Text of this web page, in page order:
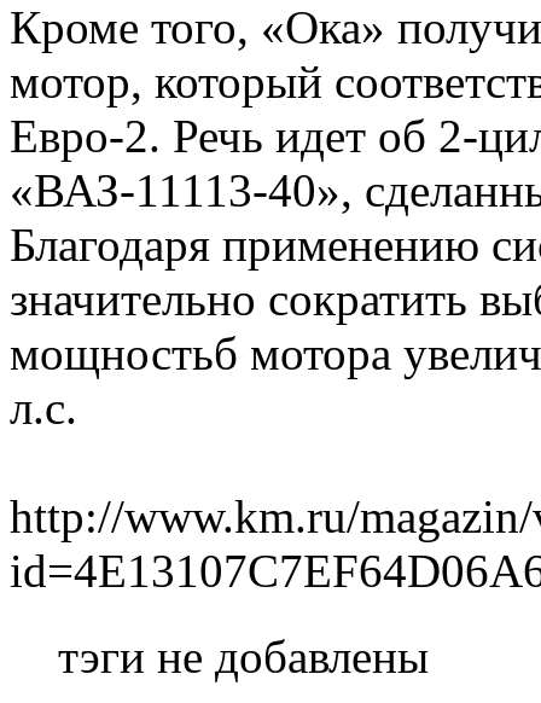
Кроме того, «Ока»
мотор, который
Евро-2. Речь идет об 2-
«ВАЗ-11113-40»,
Благодаря применению
значительно сократить
мощностьб мотора
л.с.
http://www.km.ru/magazin/
тэги не добавлены